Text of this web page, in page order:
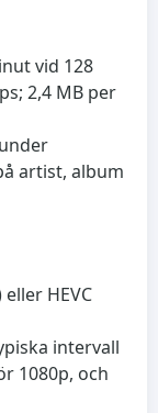
vid 128
2,4 MB per
artist, album
HEVC
intervall
1080p, och